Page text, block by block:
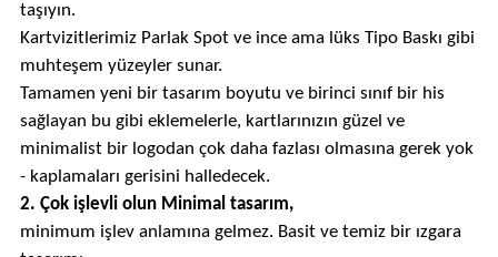
taşıyın.
Kartvizitlerimiz Parlak Spot ve ince ama lüks Tipo Baskı gibi
muhteşem yüzeyler sunar.
Tamamen yeni bir tasarım boyutu ve birinci sınıf bir his
sağlayan bu gibi eklemelerle, kartlarınızın güzel ve
minimalist bir logodan çok daha fazlası olmasına gerek yok
- kaplamaları gerisini halledecek.
2. Çok işlevli olun Minimal tasarım,
minimum işlev anlamına gelmez. Basit ve temiz bir ızgara